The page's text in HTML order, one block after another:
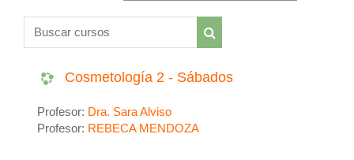
Buscar cursos
Buscar cursos
Cosmetología 2 - Sábados
Profesor: Dra. Sara Alviso
Profesor: REBECA MENDOZA